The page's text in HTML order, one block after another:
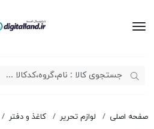
صفحه اصلی لوازم تحریر کاغذ و دفتر